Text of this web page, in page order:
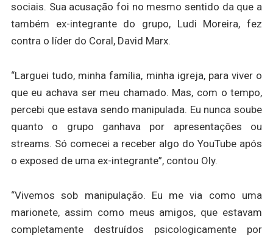
sociais. Sua acusação foi no mesmo sentido da que a
também ex-integrante do grupo, Ludi Moreira, fez
contra o líder do Coral, David Marx.
“Larguei tudo, minha família, minha igreja, para viver o
que eu achava ser meu chamado. Mas, com o tempo,
percebi que estava sendo manipulada. Eu nunca soube
quanto o grupo ganhava por apresentações ou
streams. Só comecei a receber algo do YouTube após
o exposed de uma ex-integrante”, contou Oly.
“Vivemos sob manipulação. Eu me via como uma
marionete, assim como meus amigos, que estavam
completamente destruídos psicologicamente por